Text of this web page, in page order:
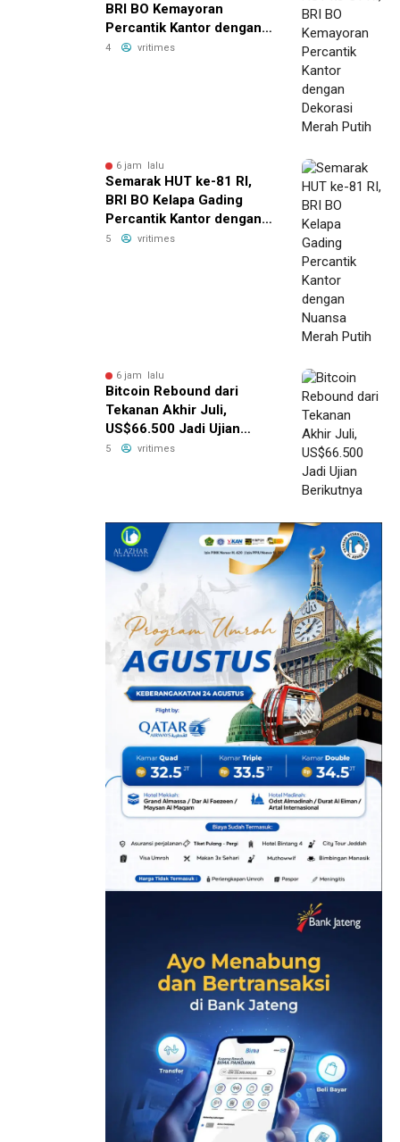
BRI BO Kemayoran
Percantik Kantor dengan
Dekorasi Merah Putih
4 vritimes
6 jam lalu
Semarak HUT ke-81 RI,
BRI BO Kelapa Gading
Percantik Kantor dengan
Nuansa Merah Putih
5 vritimes
6 jam lalu
Bitcoin Rebound dari
Tekanan Akhir Juli,
US$66.500 Jadi Ujian
Berikutnya
5 vritimes